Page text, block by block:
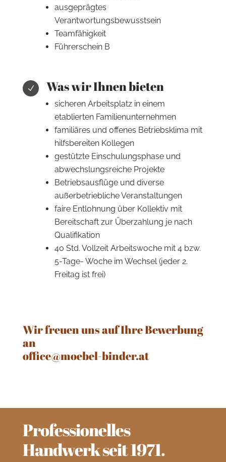
ausgeprägtes
Verantwortungsbewusstsein
Teamfähigkeit
Führerschein B
N Was wir Ihnen bieten
sicheren Arbeitsplatz in einem
etablierten Familienunternehmen
familiäres und offenes Betriebsklima mit
hilfsbereiten Kollegen
gestützte Einschulungsphase und
abwechslungsreiche Projekte
Betriebsausflüge und diverse
außerbetriebliche Veranstaltungen
faire Entlohnung über Kollektiv mit
Bereitschaft zur Überzahlung je nach
Qualifikation
40 Std. Vollzeit Arbeitswoche mit 4 bzw.
5-Tage- Woche im Wechsel (jeder 2.
Freitag ist frei)
Wir freuen uns auf Ihre Bewerbung
an
office@moebel-binder.at
Professionelles
Handwerk seit 1971.